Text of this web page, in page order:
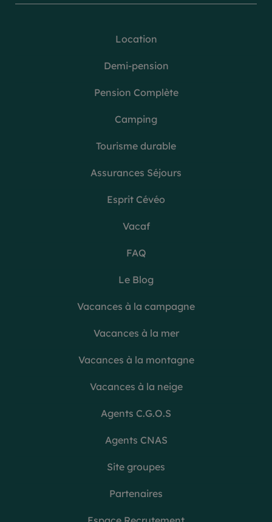
Location
Demi-pension
Pension Complète
Camping
Tourisme durable
Assurances Séjours
Esprit Cévéo
Vacaf
FAQ
Le Blog
Vacances à la campagne
Vacances à la mer
Vacances à la montagne
Vacances à la neige
Agents C.G.O.S
Agents CNAS
Site groupes
Partenaires